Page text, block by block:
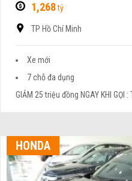
1,268tỷ
TP Hồ Chí Minh
Xe mới
7 chỗ đa dụng
GIẢM 25 triệu đồng NGAY KHI GỌI
HONDA